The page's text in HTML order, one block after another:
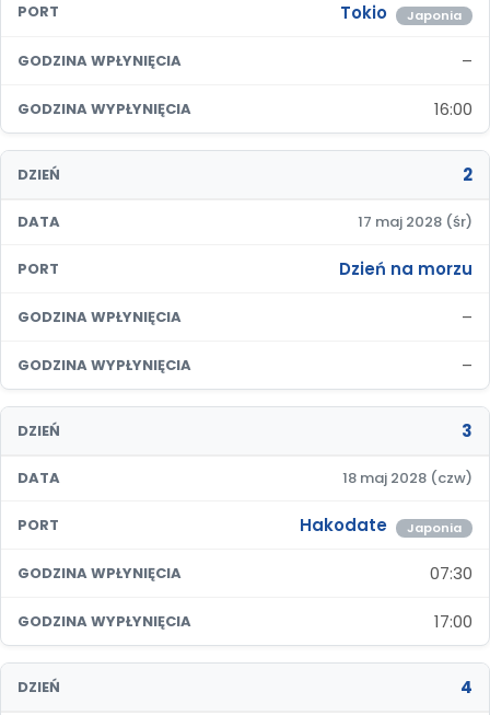
PORT Tokio Japonia
GODZINA WPŁYNIĘCIA –
GODZINA WYPŁYNIĘCIA 16:00
DZIEŃ 2
DATA 17 maj 2028 (śr)
PORT Dzień na morzu
GODZINA WPŁYNIĘCIA –
GODZINA WYPŁYNIĘCIA –
DZIEŃ 3
DATA 18 maj 2028 (czw)
PORT Hakodate Japonia
GODZINA WPŁYNIĘCIA 07:30
GODZINA WYPŁYNIĘCIA 17:00
DZIEŃ 4